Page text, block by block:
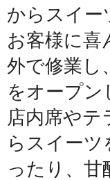
からスイー
お客様に喜
外で修業し
をオープン
店内席やテ
らスイー
ったり、